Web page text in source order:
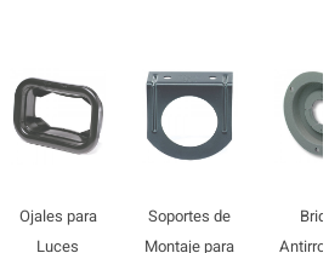
Please
Ojales para
Luces
Soportes de
Montaje para